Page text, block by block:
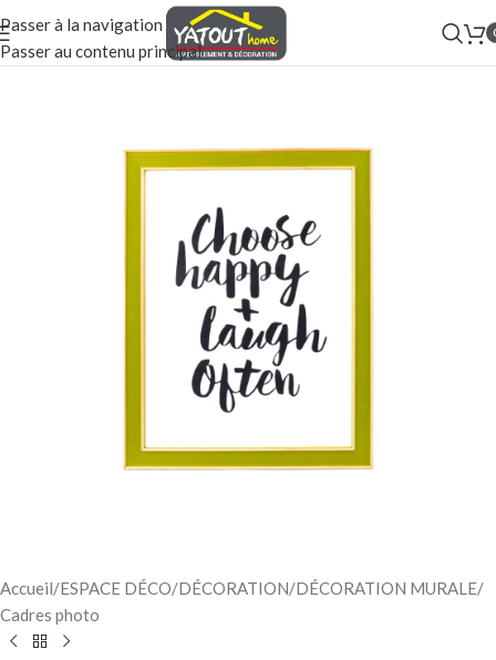
Passer à la navigation
Passer au contenu principal
Accueil/ESPACE DÉCO/DÉCORATION/DÉCORATION MURALE/
Cadres photo